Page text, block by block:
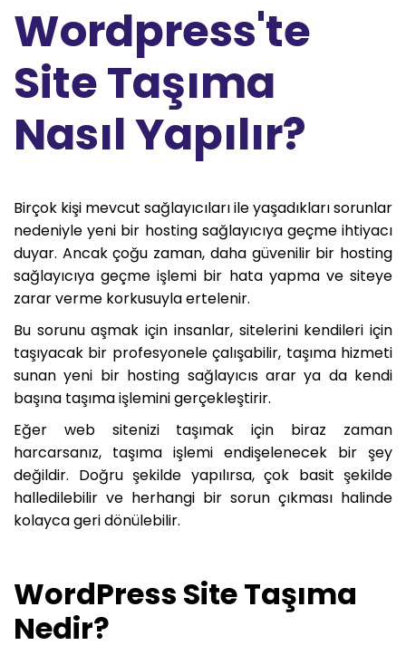
Wordpress'te
Site Taşıma
Nasıl Yapılır?
Birçok kişi mevcut sağlayıcıları ile yaşadıkları sorunlar
nedeniyle yeni bir hosting sağlayıcıya geçme ihtiyacı
duyar. Ancak çoğu zaman, daha güvenilir bir hosting
sağlayıcıya geçme işlemi bir hata yapma ve siteye
zarar verme korkusuyla ertelenir.
Bu sorunu aşmak için insanlar, sitelerini kendileri için
taşıyacak bir profesyonele çalışabilir, taşıma hizmeti
sunan yeni bir hosting sağlayıcıs arar ya da kendi
başına taşıma işlemini gerçekleştirir.
Eğer web sitenizi taşımak için biraz zaman
harcarsanız, taşıma işlemi endişelenecek bir şey
değildir. Doğru şekilde yapılırsa, çok basit şekilde
halledilebilir ve herhangi bir sorun çıkması halinde
kolayca geri dönülebilir.
WordPress Site Taşıma
Nedir?